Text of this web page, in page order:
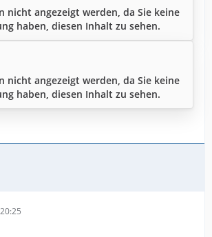
nicht angezeigt werden, da Sie keine
haben, diesen Inhalt zu sehen.
nicht angezeigt werden, da Sie keine
haben, diesen Inhalt zu sehen.